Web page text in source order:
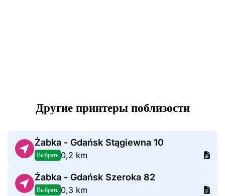
Другие принтеры поблизости
Żabka - Gdańsk Stągiewna 10
Выбрать 0,2 km
Żabka - Gdańsk Szeroka 82
Выбрать 0,3 km